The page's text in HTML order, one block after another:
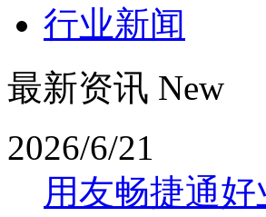
行业新闻
最新资讯 New
2026/6/21
用友畅捷通